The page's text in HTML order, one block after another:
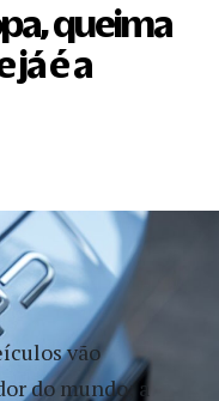
queima
já é a
vão
do mundo; a